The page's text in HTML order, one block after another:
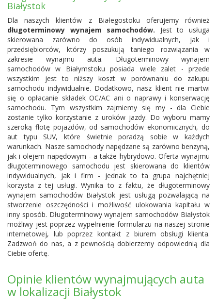
Białystok
Dla naszych klientów z Białegostoku oferujemy również
długoterminowy wynajem samochodów. Jest to usługa
skierowana zarówno do osób indywidualnych, jak i
przedsiębiorców, którzy poszukują taniego rozwiązania w
zakresie wynajmu auta. Długoterminowy wynajem
samochodów w Białymstoku posiada wiele zalet - przede
wszystkim jest to niższy koszt w porównaniu do zakupu
samochodu indywidualnie. Dodatkowo, nasz klient nie martwi
się o opłacanie składek OC/AC ani o naprawy i konserwację
samochodu. Tym wszystkim zajmiemy się my - dla Ciebie
zostanie tylko korzystanie z uroków jazdy. Do wyboru mamy
szeroką flotę pojazdów, od samochodów ekonomicznych, do
aut typu SUV, które świetnie poradzą sobie w każdych
warunkach. Nasze samochody napędzane są zarówno benzyną,
jak i olejem napędowym - a także hybrydowo. Oferta wynajmu
długoterminowego samochodu jest skierowana do klientów
indywidualnych, jak i firm - jednak to ta grupa najchętniej
korzysta z tej usługi. Wynika to z faktu, że długoterminowy
wynajem samochodów Białystok jest usługą pozwalającą na
stworzenie oszczędności i możliwość ulokowania kapitału w
inny sposób. Długoterminowy wynajem samochodów Białystok
możliwy jest poprzez wypełnienie formularzu na naszej stronie
internetowej, lub poprzez kontakt z biurem obsługi klienta.
Zadzwoń do nas, a z pewnością dobierzemy odpowiednią dla
Ciebie ofertę.
Opinie klientów wynajmujących auta
w lokalizacji Białystok